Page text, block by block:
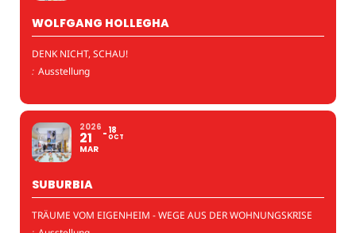
WOLFGANG HOLLEGHA
DENK NICHT, SCHAU!
: Ausstellung
2026
21
MAR
18
OCT
SUBURBIA
TRÄUME VOM EIGENHEIM - WEGE AUS DER WOHNUNGSKRISE